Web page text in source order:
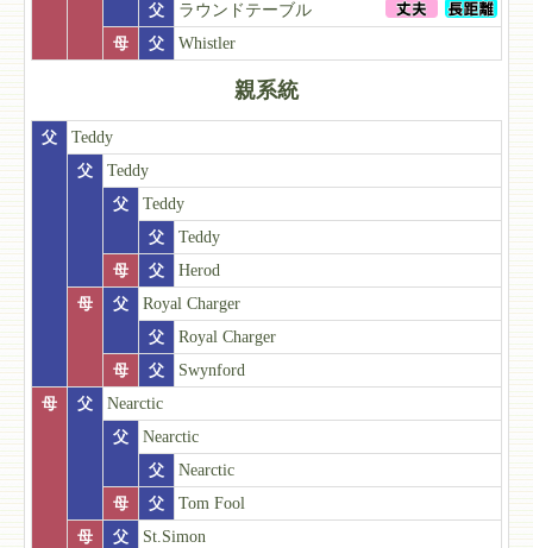
父
ラウンドテーブル
母
父 Whistler
親系統
父
Teddy
父
Teddy
父
Teddy
父
Teddy
母
父
Herod
母
父
Royal Charger
父
Royal Charger
母
父
Swynford
母
父
Nearctic
父
Nearctic
父
Nearctic
母
父
Tom Fool
母
父
St.Simon